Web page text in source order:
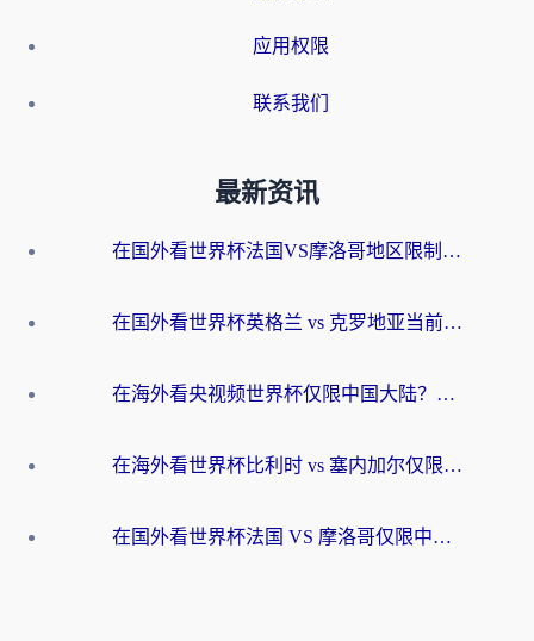
应用权限
联系我们
最新资讯
在国外看世界杯法国VS摩洛哥地区限制？这篇指南让你流畅看中文解说无压力
在国外看世界杯英格兰 vs 克罗地亚当前地区不可播放？这篇指南帮你搞定所有海外观赛难题
在海外看央视频世界杯仅限中国大陆？这篇指南帮你解锁中文解说+无卡顿直播
在海外看世界杯比利时 vs 塞内加尔仅限中国大陆？我找到了最流畅的中文解说之路
在国外看世界杯法国 VS 摩洛哥仅限中国大陆？海外党这样看中文解说赛事不卡顿